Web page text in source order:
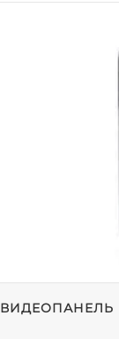
ВИДЕОПАНЕЛЬ